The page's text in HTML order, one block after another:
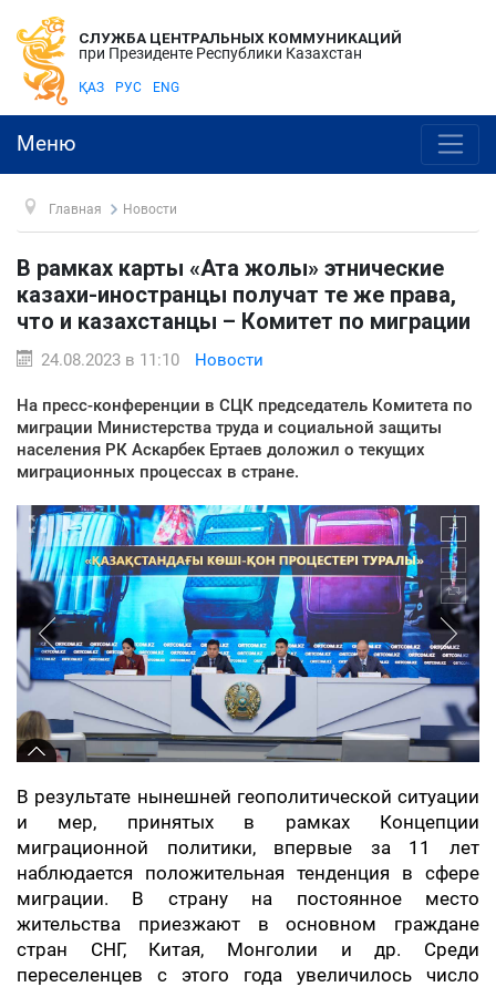
СЛУЖБА ЦЕНТРАЛЬНЫХ КОММУНИКАЦИЙ
при Президенте Республики Казахстан
ҚАЗ РУС ENG
Меню
Главная Новости
В рамках карты «Ата жолы» этнические
казахи-иностранцы получат те же права,
что и казахстанцы – Комитет по миграции
24.08.2023 в 11:10 Новости
На пресс-конференции в СЦК председатель Комитета по
миграции Министерства труда и социальной защиты
населения РК Аскарбек Ертаев доложил о текущих
миграционных процессах в стране.
В результате нынешней геополитической ситуации
и мер, принятых в рамках Концепции
миграционной политики, впервые за 11 лет
наблюдается положительная тенденция в сфере
миграции. В страну на постоянное место
жительства приезжают в основном граждане
стран СНГ, Китая, Монголии и др. Среди
переселенцев с этого года увеличилось число